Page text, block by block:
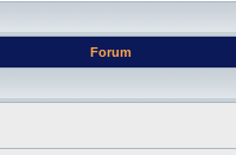
Forum